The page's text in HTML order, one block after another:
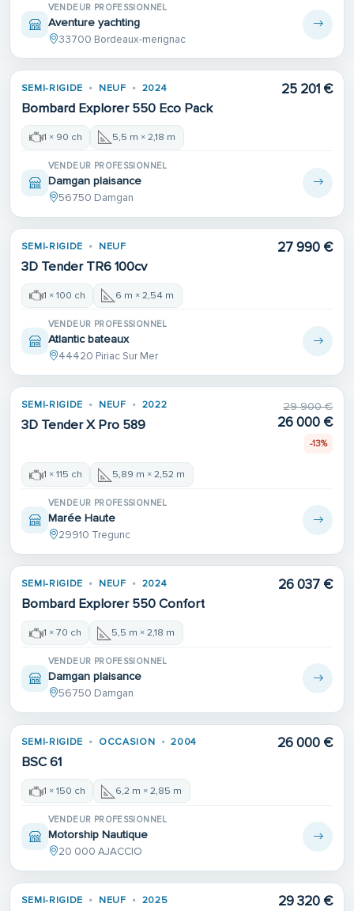
VENDEUR PROFESSIONNEL
Aventure yachting
33700 Bordeaux-merignac
SEMI-RIGIDE NEUF 2024
Bombard Explorer 550 Eco Pack
25 201 €
1 × 90 ch 5,5 m × 2,18 m
VENDEUR PROFESSIONNEL
Damgan plaisance
56750 Damgan
SEMI-RIGIDE NEUF
3D Tender TR6 100cv
27 990 €
1 × 100 ch 6 m × 2,54 m
VENDEUR PROFESSIONNEL
Atlantic bateaux
44420 Piriac Sur Mer
SEMI-RIGIDE NEUF 2022
3D Tender X Pro 589
29 900 €
26 000 €
-13%
1 × 115 ch 5,89 m × 2,52 m
VENDEUR PROFESSIONNEL
Marée Haute
29910 Tregunc
SEMI-RIGIDE NEUF 2024
Bombard Explorer 550 Confort
26 037 €
1 × 70 ch 5,5 m × 2,18 m
VENDEUR PROFESSIONNEL
Damgan plaisance
56750 Damgan
SEMI-RIGIDE OCCASION 2004
BSC 61
26 000 €
1 × 150 ch 6,2 m × 2,85 m
VENDEUR PROFESSIONNEL
Motorship Nautique
20 000 AJACCIO
SEMI-RIGIDE NEUF 2025 29 320 €